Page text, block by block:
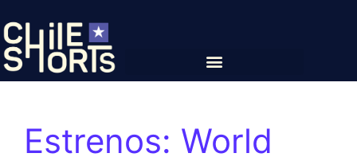
Estrenos: World